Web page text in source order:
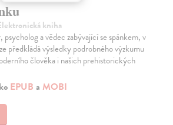
kniha
a vědec zabývající se spánkem, v
předkládá výsledky podrobného výzkumu
člověka i našich prehistorických
EPUB a MOBI